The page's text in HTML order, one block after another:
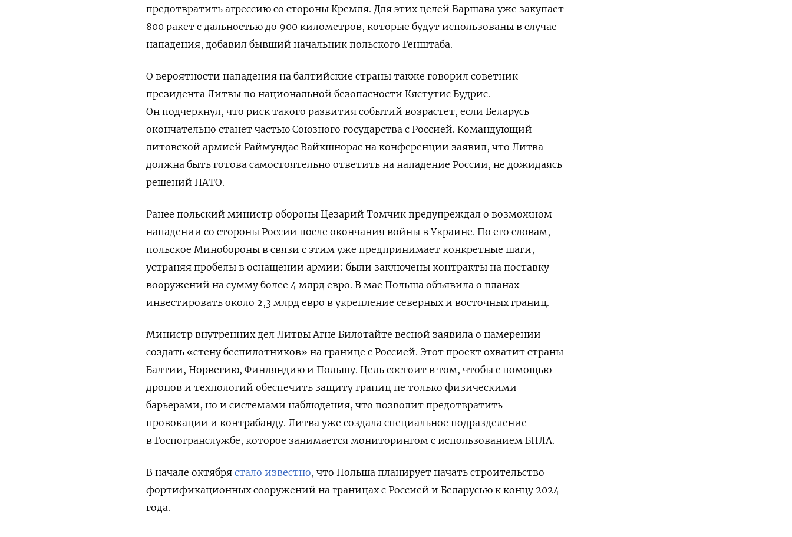
предотвратить агрессию со стороны Кремля. Для этих целей Варшава уже закупает
800 ракет с дальностью до 900 километров, которые будут использованы в случае
нападения, добавил бывший начальник польского Генштаба.
О вероятности нападения на балтийские страны также говорил советник
президента Литвы по национальной безопасности Кястутис Будрис.
Он подчеркнул, что риск такого развития событий возрастет, если Беларусь
окончательно станет частью Союзного государства с Россией. Командующий
литовской армией Раймундас Вайкшнорас на конференции заявил, что Литва
должна быть готова самостоятельно ответить на нападение России, не дожидаясь
решений НАТО.
Ранее польский министр обороны Цезарий Томчик предупреждал о возможном
нападении со стороны России после окончания войны в Украине. По его словам,
польское Минобороны в связи с этим уже предпринимает конкретные шаги,
устраняя пробелы в оснащении армии: были заключены контракты на поставку
вооружений на сумму более 4 млрд евро. В мае Польша объявила о планах
инвестировать около 2,3 млрд евро в укрепление северных и восточных границ.
Министр внутренних дел Литвы Агне Билотайте весной заявила о намерении
создать «стену беспилотников» на границе с Россией. Этот проект охватит страны
Балтии, Норвегию, Финляндию и Польшу. Цель состоит в том, чтобы с помощью
дронов и технологий обеспечить защиту границ не только физическими
барьерами, но и системами наблюдения, что позволит предотвратить
провокации и контрабанду. Литва уже создала специальное подразделение
в Госпогранслужбе, которое занимается мониторингом с использованием БПЛА.
В начале октября стало известно, что Польша планирует начать строительство
фортификационных сооружений на границах с Россией и Беларусью к концу 2024
года.